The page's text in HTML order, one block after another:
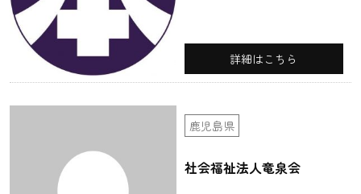
詳細はこちら
鹿児島県
社会福祉法人竜泉会